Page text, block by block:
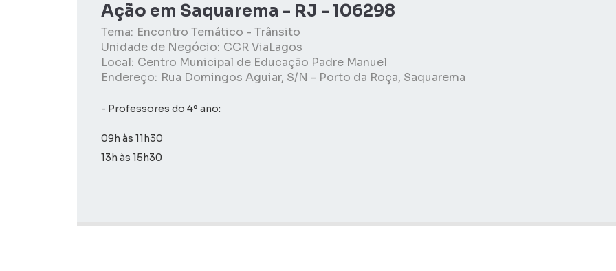
Ação em Saquarema - RJ - 106298
Tema: Encontro Temático - Trânsito
Unidade de Negócio: CCR ViaLagos
Local: Centro Municipal de Educação Padre Manuel
Endereço: Rua Domingos Aguiar, S/N - Porto da Roça, Saquarema
- Professores do 4º ano:
09h às 11h30
13h às 15h30